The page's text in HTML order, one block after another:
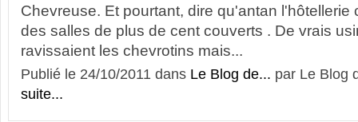
Chevreuse. Et pourtant, dire qu'antan l'hôtellerie
des salles de plus de cent couverts . De vrais
ravissaient les chevrotins mais...
Publié le 24/10/2011 dans Le Blog de... par Le Blog
suite...